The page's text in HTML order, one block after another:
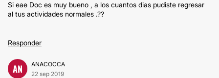
Si eae Doc es muy bueno , a los cuantos dias pudiste regresar
al tus actividades normales .??
Responder
AN
ANACOCCA
22 sep 2019